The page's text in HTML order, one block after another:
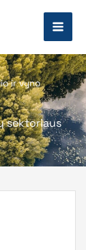
ir vyno
sektoriaus